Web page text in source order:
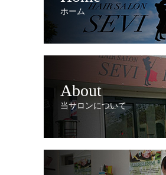
ホーム
About
当サロンについて